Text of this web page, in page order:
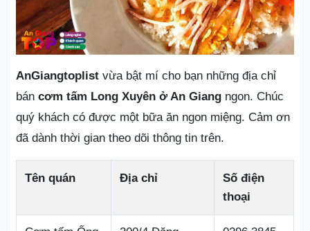
AnGiangtoplist vừa bật mí cho bạn những địa chỉ
bán cơm tấm Long Xuyên ở An Giang ngon. Chúc
quý khách có được một bữa ăn ngon miệng. Cảm ơn
đã dành thời gian theo dõi thông tin trên.
Tên quán Địa chỉ
Số điện
thoại